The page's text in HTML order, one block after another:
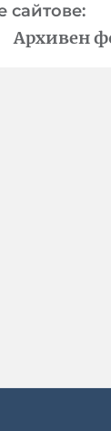
сайтове:
Архивен